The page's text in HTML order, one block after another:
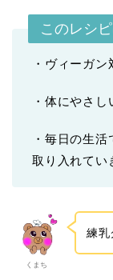
このレシ
・ヴィーガン
・体にやさし
・毎日の生
取り入れてい
くまち
練